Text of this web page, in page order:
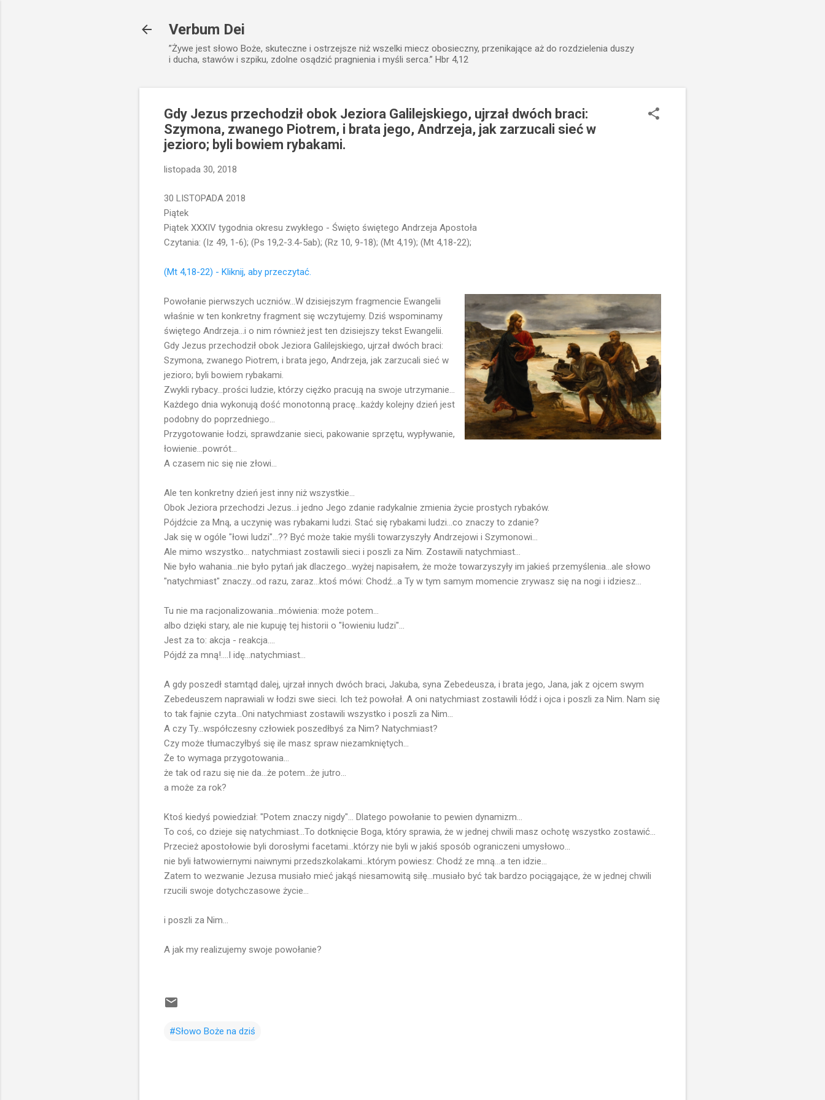
Verbum Dei
”Żywe jest słowo Boże, skuteczne i ostrzejsze niż wszelki miecz obosieczny, przenikające aż do rozdzielenia duszy
i ducha, stawów i szpiku, zdolne osądzić pragnienia i myśli serca.” Hbr 4,12
Gdy Jezus przechodził obok Jeziora Galilejskiego, ujrzał dwóch braci:
Szymona, zwanego Piotrem, i brata jego, Andrzeja, jak zarzucali sieć w
jezioro; byli bowiem rybakami.
listopada 30, 2018
30 LISTOPADA 2018
Piątek
Piątek XXXIV tygodnia okresu zwykłego - Święto świętego Andrzeja Apostoła
Czytania: (Iz 49, 1-6); (Ps 19,2-3.4-5ab); (Rz 10, 9-18); (Mt 4,19); (Mt 4,18-22);
(Mt 4,18-22) - Kliknij, aby przeczytać.
Powołanie pierwszych uczniów...W dzisiejszym fragmencie Ewangelii
właśnie w ten konkretny fragment się wczytujemy. Dziś wspominamy
świętego Andrzeja...i o nim również jest ten dzisiejszy tekst Ewangelii.
Gdy Jezus przechodził obok Jeziora Galilejskiego, ujrzał dwóch braci:
Szymona, zwanego Piotrem, i brata jego, Andrzeja, jak zarzucali sieć w
jezioro; byli bowiem rybakami.
Zwykli rybacy...prości ludzie, którzy ciężko pracują na swoje utrzymanie...
Każdego dnia wykonują dość monotonną pracę...każdy kolejny dzień jest
podobny do poprzedniego...
Przygotowanie łodzi, sprawdzanie sieci, pakowanie sprzętu, wypływanie,
łowienie...powrót...
A czasem nic się nie złowi...
Ale ten konkretny dzień jest inny niż wszystkie...
Obok Jeziora przechodzi Jezus...i jedno Jego zdanie radykalnie zmienia życie prostych rybaków.
Pójdźcie za Mną, a uczynię was rybakami ludzi. Stać się rybakami ludzi...co znaczy to zdanie?
Jak się w ogóle "łowi ludzi"...?? Być może takie myśli towarzyszyły Andrzejowi i Szymonowi...
Ale mimo wszystko... natychmiast zostawili sieci i poszli za Nim. Zostawili natychmiast...
Nie było wahania...nie było pytań jak dlaczego...wyżej napisałem, że może towarzyszyły im jakieś przemyślenia...ale słowo
"natychmiast" znaczy...od razu, zaraz...ktoś mówi: Chodź...a Ty w tym samym momencie zrywasz się na nogi i idziesz...
Tu nie ma racjonalizowania...mówienia: może potem...
albo dzięki stary, ale nie kupuję tej historii o "łowieniu ludzi"...
Jest za to: akcja - reakcja....
Pójdź za mną!....I idę...natychmiast...
A gdy poszedł stamtąd dalej, ujrzał innych dwóch braci, Jakuba, syna Zebedeusza, i brata jego, Jana, jak z ojcem swym
Zebedeuszem naprawiali w łodzi swe sieci. Ich też powołał. A oni natychmiast zostawili łódź i ojca i poszli za Nim. Nam się
to tak fajnie czyta...Oni natychmiast zostawili wszystko i poszli za Nim...
A czy Ty...współczesny człowiek poszedłbyś za Nim? Natychmiast?
Czy może tłumaczyłbyś się ile masz spraw niezamkniętych...
Że to wymaga przygotowania...
że tak od razu się nie da...że potem...że jutro...
a może za rok?
Ktoś kiedyś powiedział: "Potem znaczy nigdy"... Dlatego powołanie to pewien dynamizm...
To coś, co dzieje się natychmiast...To dotknięcie Boga, który sprawia, że w jednej chwili masz ochotę wszystko zostawić...
Przecież apostołowie byli dorosłymi facetami...którzy nie byli w jakiś sposób ograniczeni umysłowo...
nie byli łatwowiernymi naiwnymi przedszkolakami...którym powiesz: Chodź ze mną...a ten idzie...
Zatem to wezwanie Jezusa musiało mieć jakąś niesamowitą siłę...musiało być tak bardzo pociągające, że w jednej chwili
rzucili swoje dotychczasowe życie...
i poszli za Nim...
A jak my realizujemy swoje powołanie?
#Słowo Boże na dziś